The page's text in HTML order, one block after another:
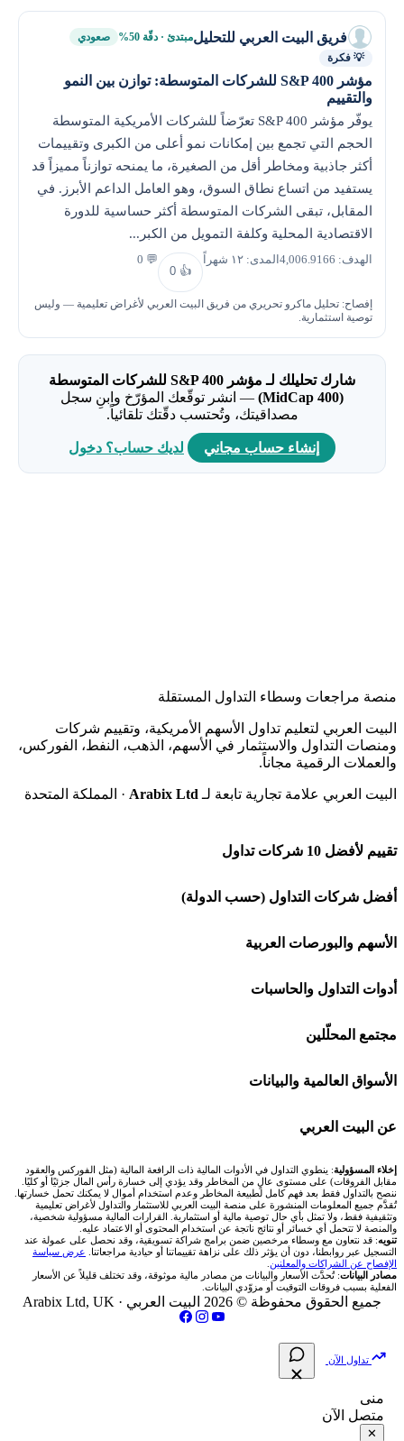
فريق البيت العربي للتحليلمبتدئ · دقّة 50%
صعودي
💡 فكرة
مؤشر S&P 400 للشركات المتوسطة: توازن بين النمو
والتقييم
يوفّر مؤشر S&P 400 تعرّضاً للشركات الأمريكية المتوسطة
الحجم التي تجمع بين إمكانات نمو أعلى من الكبرى وتقييمات
أكثر جاذبية ومخاطر أقل من الصغيرة، ما يمنحه توازناً مميزاً قد
يستفيد من اتساع نطاق السوق، وهو العامل الداعم الأبرز. في
المقابل، تبقى الشركات المتوسطة أكثر حساسية للدورة
الاقتصادية المحلية وكلفة التمويل من الكبر...
الهدف: 4,006.9166
المدى: ١٢ شهراً
👍
0
💬 0
إفصاح: تحليل ماكرو تحريري من فريق البيت العربي لأغراض تعليمية — وليس
توصية استثمارية.
شارك تحليلك لـ مؤشر S&P 400 للشركات المتوسطة
(MidCap 400)
— انشر توقّعك المؤرّخ وابنِ سجل
مصداقيتك، وتُحتسب دقّتك تلقائياً.
إنشاء حساب مجاني لديك حساب؟ دخول
منصة مراجعات وسطاء التداول المستقلة
البيت العربي لتعليم تداول الأسهم الأمريكية، وتقييم شركات
ومنصات التداول والاستثمار في الأسهم، الذهب، النفط، الفوركس،
والعملات الرقمية مجاناً.
البيت العربي علامة تجارية تابعة لـ Arabix Ltd · المملكة المتحدة
تقييم لأفضل 10 شركات تداول
شركة Capital.com
افاتريد AvaTrade
اكسنس Exness
منصة بينانس
اكس تي بي XTB
انتراكتيف بروكرز IBKR
أفضل شركات التداول (حسب الدولة)
شركات تداول في السعودية
شركات تداول في الإمارات
شركات تداول في الكويت
شركات تداول في قطر
شركات تداول في الأردن
شركات تداول في العراق
شركات تداول في فلسطين
الأسهم والبورصات العربية
🌍 كل البورصات العربية
🇸🇦 السوق السعودية
🇦🇪 أسواق الإمارات
🇪🇬 البورصة المصرية
🇶🇦 بورصة قطر
🇯🇴 بورصة عمّان
🇧🇭 بورصة البحرين
فلتر الأسهم الشرعي
أدوات التداول والحاسبات
🕌 حاسبة الزكاة
💱 محول العملات
🧮 حاسبة حجم اللوت
📊 حاسبة قيمة النقطة
💰 حاسبة ربح الفوركس
📌 حاسبة النقاط المحورية
📏 حاسبة حجم المركز
📈 حاسبة عائد التداول
📊 حاسبة الربح التراكمي
مجتمع المحلّلين
🧱 حائط المجتمع
🏆 لوحة المحلّلين
✍️ اكتب تحليلك
الأسواق العالمية والبيانات
🌐 المؤشرات العالمية
🥇 سعر الذهب اليوم
🥇 أسعار الذهب والمعادن
💱 أسعار العملات والفوركس
💵 سعر الريال السعودي في مصر
📅 المؤشرات الاقتصادية
عن البيت العربي
من نحن
تواصل معنا
فريق المؤلفين
مقالات تعليمية
سياسة تقييم الشركات
الإبلاغ عن شركة نصابة
إخلاء المسؤولية: ينطوي التداول في الأدوات المالية ذات الرافعة المالية (مثل الفوركس والعقود
مقابل الفروقات) على مستوى عالٍ من المخاطر وقد يؤدي إلى خسارة رأس المال جزئيًا أو كليًا.
ننصح بالتداول فقط بعد فهم كامل لطبيعة المخاطر وعدم استخدام أموال لا يمكنك تحمل خسارتها.
تُقدَّم جميع المعلومات المنشورة على منصة البيت العربي للاستثمار والتداول لأغراض تعليمية
وتثقيفية فقط، ولا تمثل بأي حال توصية مالية أو استثمارية. القرارات المالية مسؤولية شخصية،
والمنصة لا تتحمل أي خسائر أو نتائج ناتجة عن استخدام المحتوى أو الاعتماد عليه.
تنويه: قد نتعاون مع وسطاء مرخصين ضمن برامج شراكة تسويقية، وقد نحصل على عمولة عند
التسجيل عبر روابطنا، دون أن يؤثر ذلك على نزاهة تقييماتنا أو حيادية مراجعاتنا. عرض سياسة
الإفصاح عن الشراكات والمعلنين
مصادر البيانات: تُحدَّث الأسعار والبيانات من مصادر مالية موثوقة، وقد تختلف قليلاً عن الأسعار
الفعلية بسبب فروقات التوقيت أو مزوّدي البيانات.
جميع الحقوق محفوظة © 2026 البيت العربي · Arabix Ltd, UK
تداول الآن
منى
متصل الآن
✕